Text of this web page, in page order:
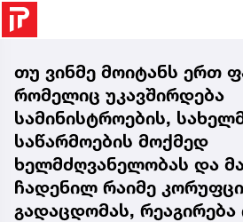
თუ ვინმე მოიტანს ერთ
რომელიც უკავშირდება
სამინისტროების,
საწარმოების მოქმედ
ხელმძღვანელობას და
ჩადენილ რაიმე
გადაცდომას, რეაგირება